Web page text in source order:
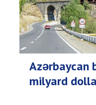
Azərbaycan
milyard